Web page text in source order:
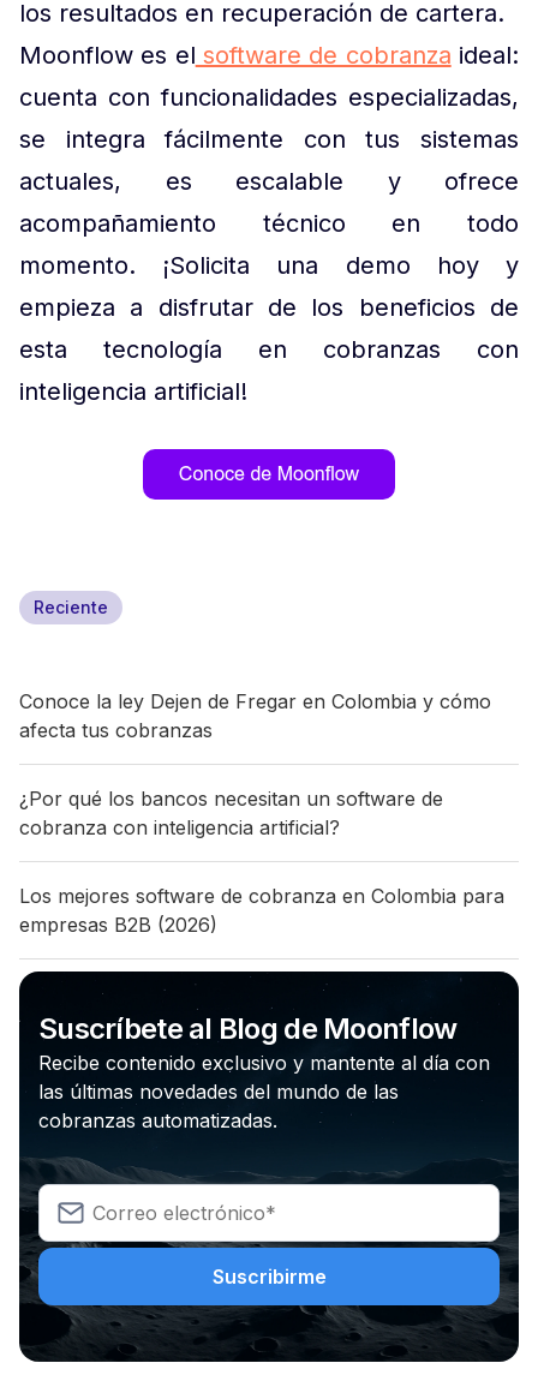
los resultados en recuperación de cartera.
Moonflow es el software de cobranza ideal:
cuenta con funcionalidades especializadas,
se integra fácilmente con tus sistemas
actuales, es escalable y ofrece
acompañamiento técnico en todo
momento. ¡Solicita una demo hoy y
empieza a disfrutar de los beneficios de
esta tecnología en cobranzas con
inteligencia artificial!
Reciente
Conoce la ley Dejen de Fregar en Colombia y cómo
afecta tus cobranzas
¿Por qué los bancos necesitan un software de
cobranza con inteligencia artificial?
Los mejores software de cobranza en Colombia para
empresas B2B (2026)
Suscríbete al Blog de Moonflow
Recibe contenido exclusivo y mantente al día con
las últimas novedades del mundo de las
cobranzas automatizadas.